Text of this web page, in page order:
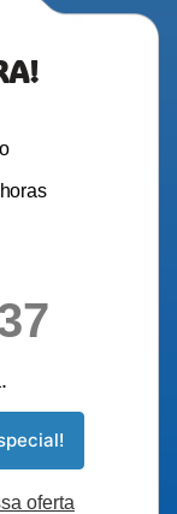
oferta